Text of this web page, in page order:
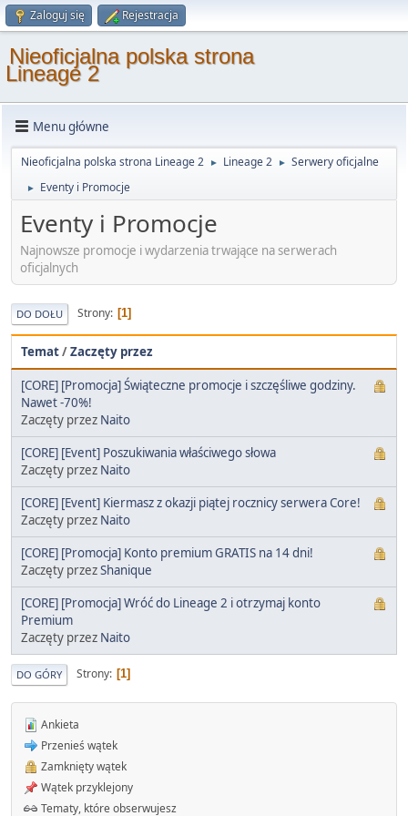
Zaloguj się Rejestracja
Nieoficjalna polska strona
Lineage 2
Menu główne
Nieoficjalna polska strona Lineage 2 ► Lineage 2 ► Serwery oficjalne
► Eventy i Promocje
Eventy i Promocje
Najnowsze promocje i wydarzenia trwające na serwerach
oficjalnych
DO DOŁU Strony 1
Temat/Zaczęty przez
[CORE] [Promocja] Świąteczne promocje i szczęśliwe godziny.
Nawet -70%!
Zaczęty przez Naito
[CORE] [Event] Poszukiwania właściwego słowa
Zaczęty przez Naito
[CORE] [Event] Kiermasz z okazji piątej rocznicy serwera Core!
Zaczęty przez Naito
[CORE] [Promocja] Konto premium GRATIS na 14 dni!
Zaczęty przezShanique
[CORE] [Promocja] Wróć do Lineage 2 i otrzymaj konto
Premium
Zaczęty przez Naito
DO GÓRY Strony 1
Ankieta
Przenieś wątek
Zamknięty wątek
Wątek przyklejony
Tematy, które obserwujesz